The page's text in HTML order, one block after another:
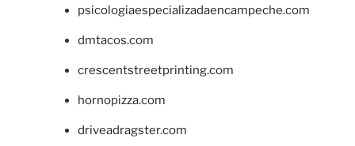
psicologiaespecializadaencampeche.com
dmtacos.com
crescentstreetprinting.com
hornopizza.com
driveadragster.com